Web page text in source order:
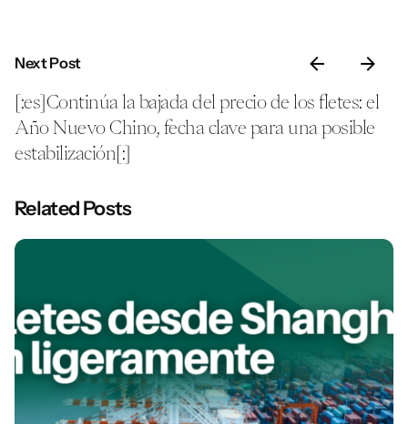
Next Post
[:es]Continúa la bajada del precio de los fletes: el
Año Nuevo Chino, fecha clave para una posible
estabilización[:]
Related Posts